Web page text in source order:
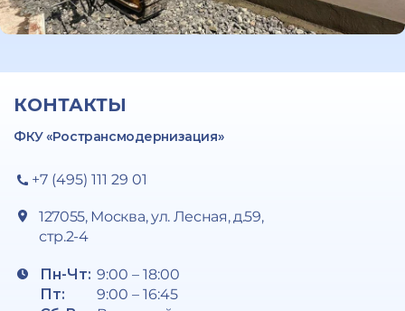
КОНТАКТЫ
ФКУ «Ространсмодернизация»
+7 (495) 111 29 01
127055, Москва, ул. Лесная, д.59,
стр.2-4
Пн-Чт:
Пт:
9:00 – 18:00
9:00 – 16:45